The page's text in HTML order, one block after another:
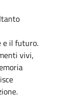
e il futuro.
vivi,